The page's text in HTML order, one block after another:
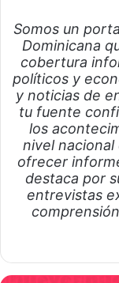
Somos un
Dominicana
cobertura
políticos y
y noticias de
tu fuente
los
nivel
ofrecer
destaca por
entrevistas